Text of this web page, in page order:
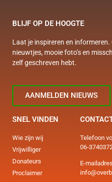
BLIJF OP DE HOOGTE
Laat je inspireren en
nieuwtjes, mooie foto’s en
zelf geschreven hebt.
AANMELDEN NIEUWS
SNEL VINDEN
Wie zijn wij
Vrijwilliger
Donateurs
Proclaimer
Telefoon
06-
E-